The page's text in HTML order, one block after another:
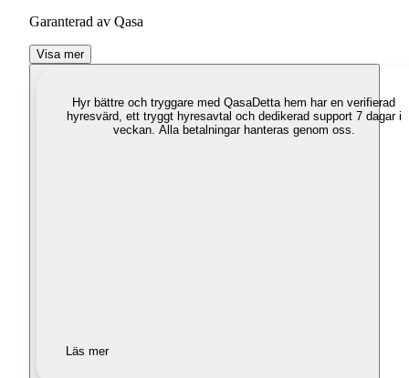
Garanterad av Qasa
Visa mer
Hyr bättre och tryggare med QasaDetta hem har en verifierad
hyresvärd, ett tryggt hyresavtal och dedikerad support 7 dagar i
veckan. Alla betalningar hanteras genom oss.
Läs mer